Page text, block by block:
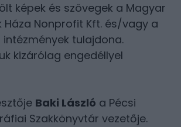
képek és szövegek a Magyar
Háza Nonprofit Kft. és/vagy a
intézmények tulajdona.
kizárólag engedéllyel
Baki László a Pécsi
Szakkönyvtár vezetője.